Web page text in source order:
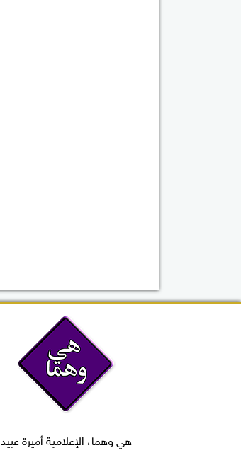
هي وهما، الإعلامية أميرة عبيد